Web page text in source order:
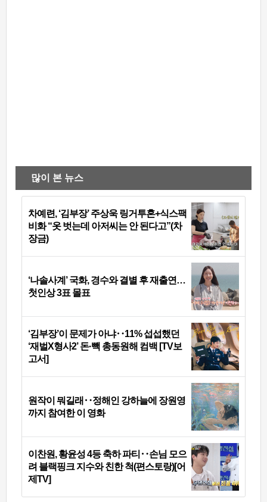
많이 본 뉴스
차예련, ‘김부장’ 주상욱 링거투혼+식스팩
비화 “옷 벗는데 아저씨는 안 된다고”(차
장금)
‘나솔사계’ 국화, 경수와 결별 후 재출연…
첫인상 3표 몰표
‘김부장’이 문제가 아냐‥11% 섭섭했던
‘재벌X형사2’ 돈·빽 총동원해 컴백 [TV보
고서]
원작이 뭐길래‥정해인 강하늘에 장원영
까지 참여한 이 영화
이찬원, 황윤성 4등 축하 파티‥손님 모으
려 블랙핑크 지수와 친한 척(편스토랑)[어
제TV]